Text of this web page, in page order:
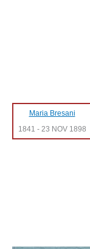
Maria Bresani
1841 - 23 NOV 1898